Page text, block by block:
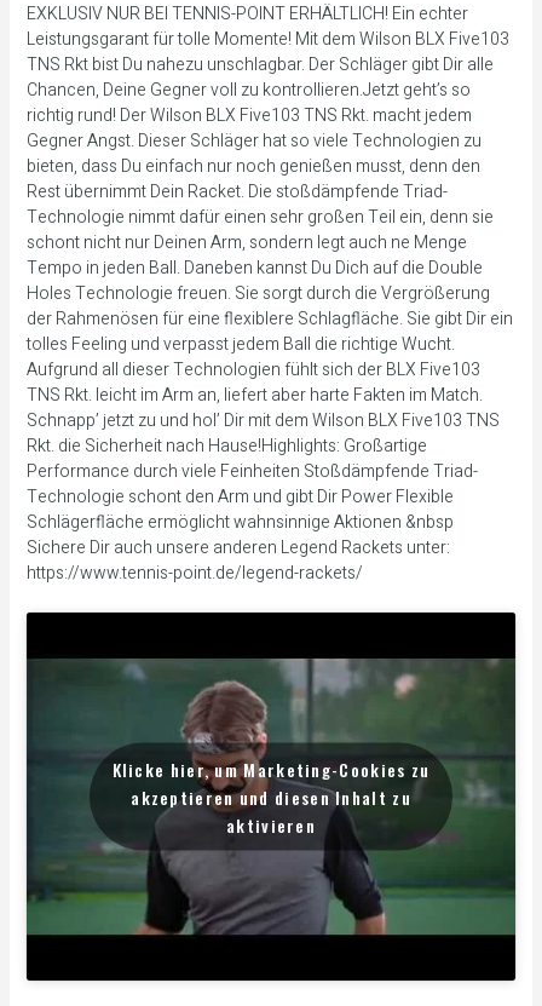
EXKLUSIV NUR BEI TENNIS-POINT ERHÄLTLICH! Ein echter
Leistungsgarant für tolle Momente! Mit dem Wilson BLX Five103
TNS Rkt bist Du nahezu unschlagbar. Der Schläger gibt Dir alle
Chancen, Deine Gegner voll zu kontrollieren.Jetzt geht’s so
richtig rund! Der Wilson BLX Five103 TNS Rkt. macht jedem
Gegner Angst. Dieser Schläger hat so viele Technologien zu
bieten, dass Du einfach nur noch genießen musst, denn den
Rest übernimmt Dein Racket. Die stoßdämpfende Triad-
Technologie nimmt dafür einen sehr großen Teil ein, denn sie
schont nicht nur Deinen Arm, sondern legt auch ne Menge
Tempo in jeden Ball. Daneben kannst Du Dich auf die Double
Holes Technologie freuen. Sie sorgt durch die Vergrößerung
der Rahmenösen für eine flexiblere Schlagfläche. Sie gibt Dir ein
tolles Feeling und verpasst jedem Ball die richtige Wucht.
Aufgrund all dieser Technologien fühlt sich der BLX Five103
TNS Rkt. leicht im Arm an, liefert aber harte Fakten im Match.
Schnapp’ jetzt zu und hol’ Dir mit dem Wilson BLX Five103 TNS
Rkt. die Sicherheit nach Hause!Highlights: Großartige
Performance durch viele Feinheiten Stoßdämpfende Triad-
Technologie schont den Arm und gibt Dir Power Flexible
Schlägerfläche ermöglicht wahnsinnige Aktionen &nbsp
Sichere Dir auch unsere anderen Legend Rackets unter:
https://www.tennis-point.de/legend-rackets/
Klicke hier, um Marketing-Cookies zu
akzeptieren und diesen Inhalt zu
aktivieren